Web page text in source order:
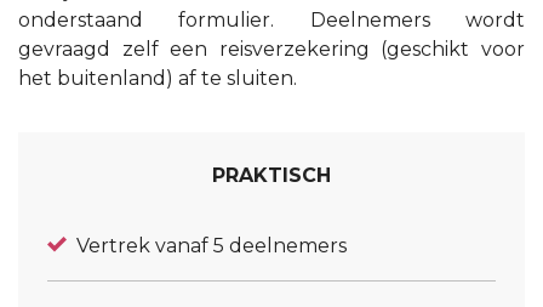
onderstaand formulier. Deelnemers wordt
gevraagd zelf een reisverzekering (geschikt voor
het buitenland) af te sluiten.
PRAKTISCH
Vertrek vanaf 5 deelnemers